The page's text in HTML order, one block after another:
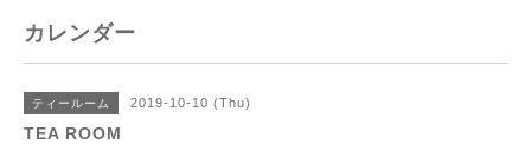
カレンダー
ティールーム 2019-10-10 (Thu)
TEA ROOM